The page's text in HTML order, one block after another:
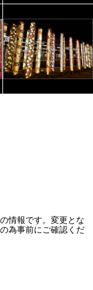
情報です。変更とな
為事前にご確認くだ